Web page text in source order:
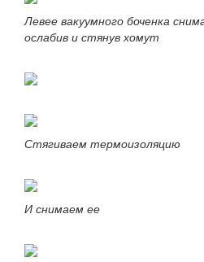
Левее вакуумного боченка
ослабив и стянув хомут
Стягиваем термоизоляцию
И снимаем ее